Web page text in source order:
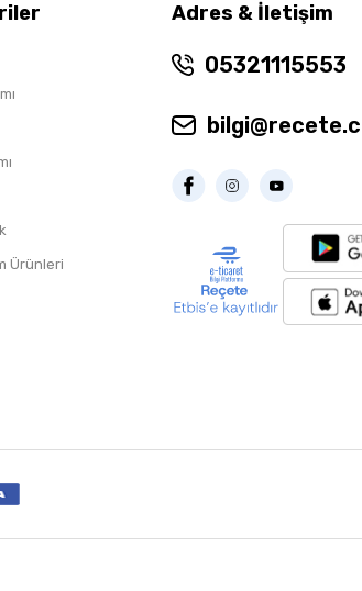
Ürünleri
Adres & İletişim
05321115553